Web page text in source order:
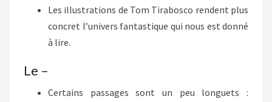
Les illustrations de Tom Tirabosco rendent plus
concret l’univers fantastique qui nous est donné
à lire.
Le –
Certains passages sont un peu longuets :